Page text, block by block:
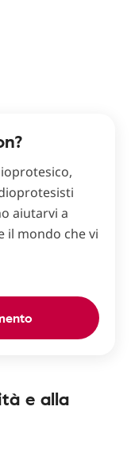
aiutarvi a
il mondo che vi
e alla